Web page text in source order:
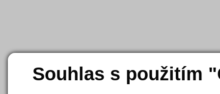
Souhlas s použitím